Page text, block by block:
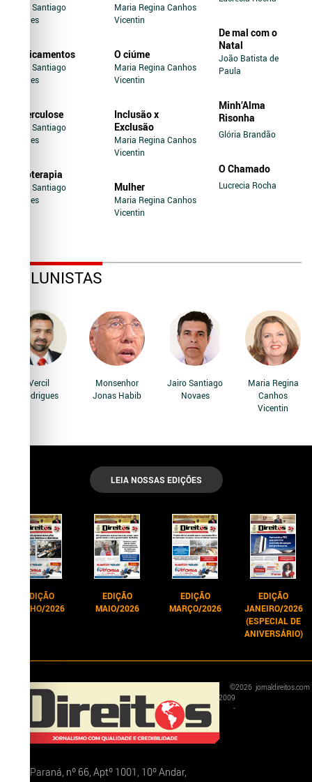
Jairo Santiago
Novaes
Medicamentos
Jairo Santiago
Novaes
Tuberculose
Jairo Santiago
Novaes
Soroterapia
Jairo Santiago
Novaes
Maria Regina Canhos
Vicentin
O ciúme
Maria Regina Canhos
Vicentin
Inclusão x
Exclusão
Maria Regina Canhos
Vicentin
Mulher
Maria Regina Canhos
Vicentin
De mal com o
Natal
João Batista de
Paula
Minh’Alma
Risonha
Glória Brandão
O Chamado
Lucrecia Rocha
COLUNISTAS
Vercil
Rodrigues
Monsenhor
Jonas Habib
Jairo Santiago
Novaes
Maria Regina
Canhos
Vicentin
LEIA NOSSAS EDIÇÕES
EDIÇÃO
JUNHO/2026
EDIÇÃO
MAIO/2026
EDIÇÃO
MARÇO/2026
EDIÇÃO
JANEIRO/2026
(ESPECIAL DE
ANIVERSÁRIO)
Rua Paraná, nº 66, Aptº 1001, 10º Andar,
©
2009
-
2026 jornaldireitos.com